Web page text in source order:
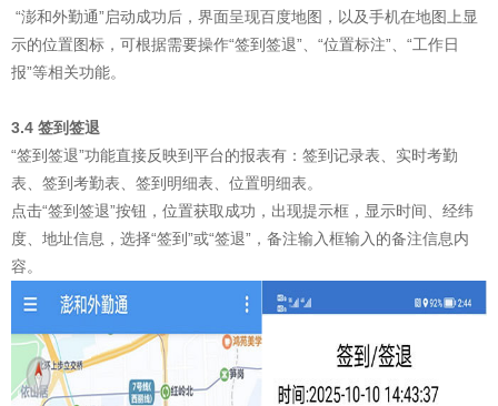
“澎和外勤通”启动成功后，界面呈现百度地图，以及手机在地图上显
示的位置图标，可根据需要操作“签到签退”、“位置标注”、“工作日
报”等相关功能。
3.4 签到签退
“签到签退”功能直接反映到平台的报表有：签到记录表、实时考勤
表、签到考勤表、签到明细表、位置明细表。
点击“签到签退”按钮，位置获取成功，出现提示框，显示时间、经纬
度、地址信息，选择“签到”或“签退”，备注输入框输入的备注信息内
容。